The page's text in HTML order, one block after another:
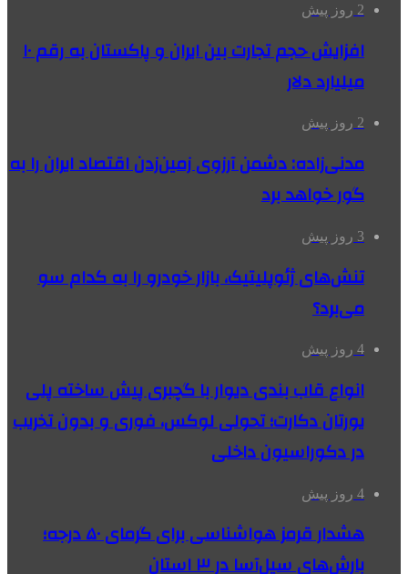
2 روز پیش
افزایش حجم تجارت بین ایران و پاکستان به رقم ۱۰
میلیارد دلار
2 روز پیش
مدنی‌زاده: دشمن آرزوی زمین‌زدن اقتصاد ایران را به
گور خواهد برد
3 روز پیش
تنش‌های ژئوپلیتیک، بازار خودرو را به کدام سو
می‌برد؟
4 روز پیش
انواع قاب بندی دیوار با گچبری پیش ساخته پلی
یورتان دکارت؛ تحولی لوکس، فوری و بدون تخریب
در دکوراسیون داخلی
4 روز پیش
هشدار قرمز هواشناسی برای گرمای ۵۰ درجه؛
بارش‌های سیل‌آسا در ۳ استان